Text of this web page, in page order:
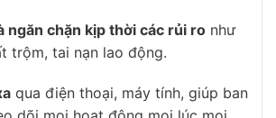
ngăn chặn kịp thời các rủi ronhư
trộm, tai nạn lao động.
qua điện thoại, máy tính, giúp ban